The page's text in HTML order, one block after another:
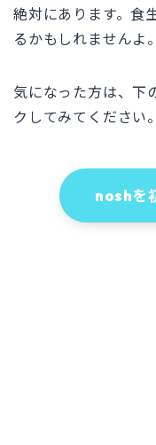
絶対にあります。食
るかもしれませんよ。
気になった方は、下
クしてみてください
noshを